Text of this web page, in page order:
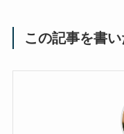
この記事を書